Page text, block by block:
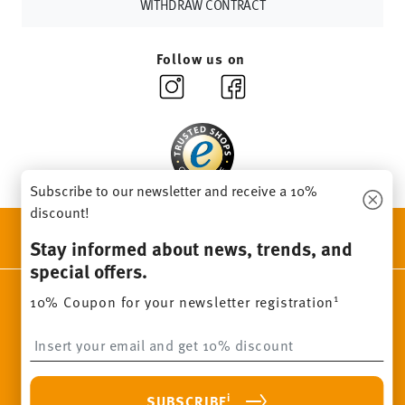
WITHDRAW CONTRACT
Follow us on
Beauty & functionality for your home
Homepage General terms and conditions
Privacy policy
The code can be entered directly during the order process. The
voucher can not be combined with other vouchers or discounts. It
Subscribe to our newsletter and receive a 10%
discount!
Stay informed about news, trends, and
special offers.
10% Coupon for your newsletter registration1
i